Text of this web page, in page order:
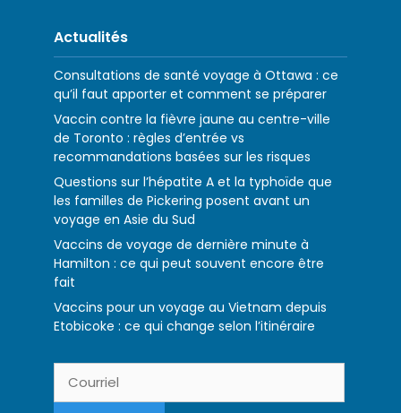
Actualités
Consultations de santé voyage à Ottawa : ce
qu’il faut apporter et comment se préparer
Vaccin contre la fièvre jaune au centre-ville
de Toronto : règles d’entrée vs
recommandations basées sur les risques
Questions sur l’hépatite A et la typhoïde que
les familles de Pickering posent avant un
voyage en Asie du Sud
Vaccins de voyage de dernière minute à
Hamilton : ce qui peut souvent encore être
fait
Vaccins pour un voyage au Vietnam depuis
Etobicoke : ce qui change selon l’itinéraire